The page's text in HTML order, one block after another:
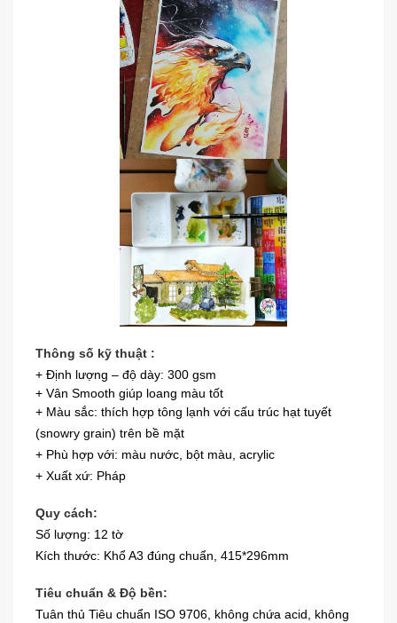
Thông số kỹ thuật :
+ Định lượng – độ dày: 300 gsm
+ Vân Smooth giúp loang màu tốt
+ Màu sắc: thích hợp tông lạnh với cấu trúc hạt tuyết
(snowry grain) trên bề mặt
+ Phù hợp với: màu nước, bột màu, acrylic
+ Xuất xứ: Pháp
Quy cách:
Số lượng: 12 tờ
Kích thước: Khổ A3 đúng chuẩn, 415*296mm
Tiêu chuẩn & Độ bền:
Tuân thủ Tiêu chuẩn ISO 9706, không chứa acid, không